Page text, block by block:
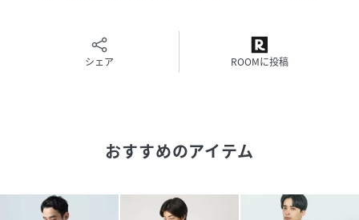
320213-18-03 PE5445
シェア ROOMに投稿
おすすめのアイテム